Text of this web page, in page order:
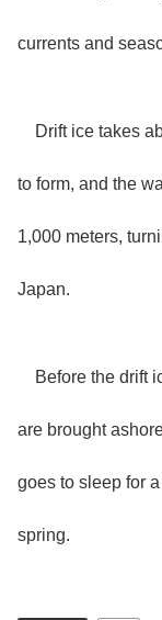
currents and
Drift ice takes
to form, and the
1,000 meters,
Japan.
Before the drift
are brought
goes to sleep for
spring.